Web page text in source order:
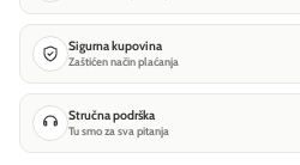
Sigurna kupovina
Zaštićen način plaćanja
Stručna podrška
Tu smo za sva pitanja